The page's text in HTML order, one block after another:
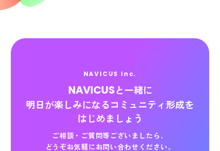
NAVICUS Inc.
NAVICUSと一緒に
明日が楽しみになるコミュニティ形成を
はじめましょう
ご相談・ご質問等ございましたら、
どうぞお気軽にお問い合わせください。